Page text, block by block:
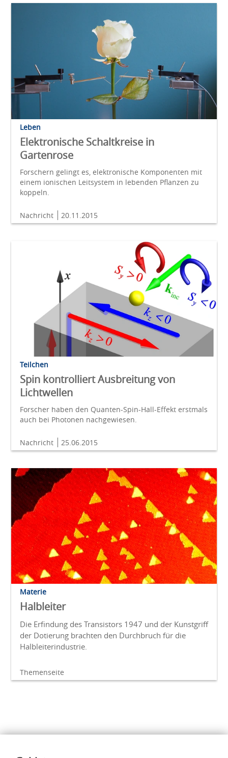
Leben
Elektronische Schaltkreise in
Gartenrose
Forschern gelingt es, elektronische Komponenten mit
einem ionischen Leitsystem in lebenden Pflanzen zu
koppeln.
Nachricht 20.11.2015
Teilchen
Spin kontrolliert Ausbreitung von
Lichtwellen
Forscher haben den Quanten-Spin-Hall-Effekt erstmals
auch bei Photonen nachgewiesen.
Nachricht 25.06.2015
Materie
Halbleiter
Die Erfindung des Transistors 1947 und der Kunstgriff
der Dotierung brachten den Durchbruch für die
Halbleiterindustrie.
Themenseite